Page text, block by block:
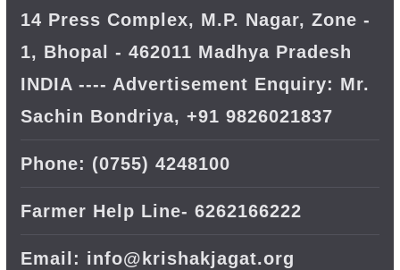
14 Press Complex, M.P. Nagar, Zone -
1, Bhopal - 462011 Madhya Pradesh
INDIA ---- Advertisement Enquiry: Mr.
Sachin Bondriya, +91 9826021837
Phone: (0755) 4248100
Farmer Help Line- 6262166222
Email: info@krishakjagat.org